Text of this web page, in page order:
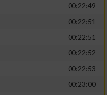
00:22:49
00:22:51
00:22:51
00:22:52
00:22:53
00:23:00